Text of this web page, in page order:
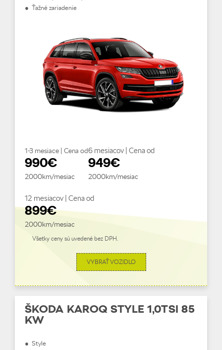
● Ťažné zariadenie
1-3 mesiace | Cena od
990€
2000km/mesiac
6 mesiacov | Cena od
949€
2000km/mesiac
12 mesiacov | Cena od
899€
2000km/mesiac
Všetky ceny sú uvedené bez DPH.
VYBRAŤ VOZIDLO
ŠKODA KAROQ STYLE 1,0TSI 85
KW
● Style